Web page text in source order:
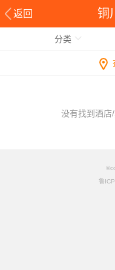
返回 铜
分类
没有找到酒店
鲁